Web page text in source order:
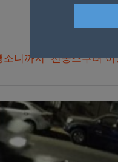
소니까지 전동스쿠터